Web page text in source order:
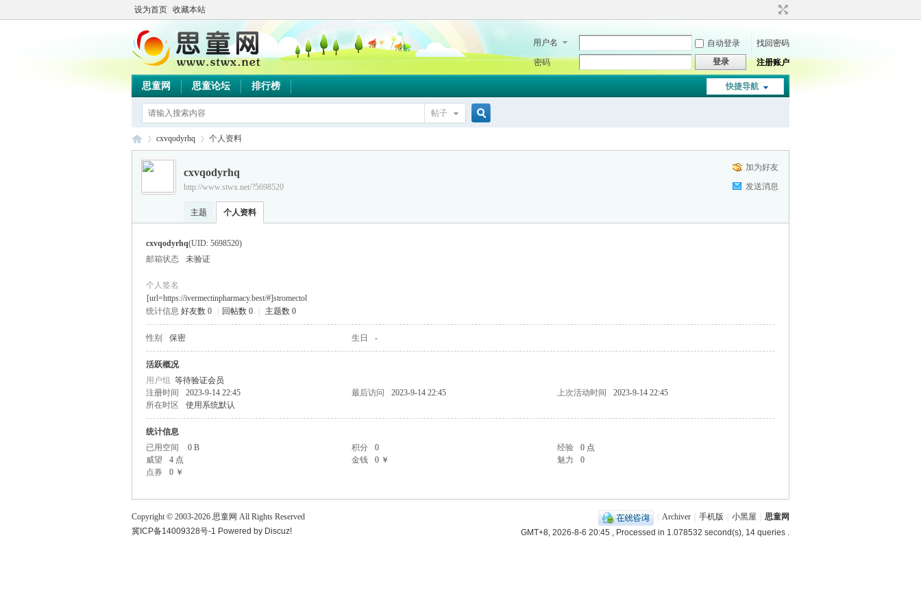
设为首页 收藏本站
用户名 自动登录
找回密码
密码
登录 注册账户
快捷导航
思童网 思童论坛 排行榜
帖子
›
cxvqodyrhq 个人资料
加为好友
发送消息
cxvqodyrhq
http://www.stwx.net/?5698520
主题 个人资料
cxvqodyrhq(UID: 5698520)
邮箱状态
未验证
个人签名
[url=https://ivermectinpharmacy.best/#]stromectol
统计信息 好友数 0 回帖数 0 主题数 0
性别 保密 生日 -
活跃概况
用户组 等待验证会员
注册时间
2023-9-14 22:45 最后访问 2023-9-14 22:45 上次活动时间
2023-9-14 22:45
所在时区
使用系统默认
统计信息
已用空间
0 B 积分 0 经验
0 点
威望
4 点 金钱 0 ￥ 魅力
0
点券
0 ￥
Archiver 手机版 小黑屋
思童网
GMT+8, 2026-8-6 20:45 , Processed in 1.078532 second(s), 14 queries .
Copyright © 2003-2026 思童网 All Rights Reserved
冀ICP备14009328号-1 Powered by Discuz!